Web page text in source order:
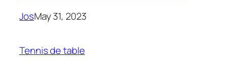
JosMay 31, 2023
Tennis de table